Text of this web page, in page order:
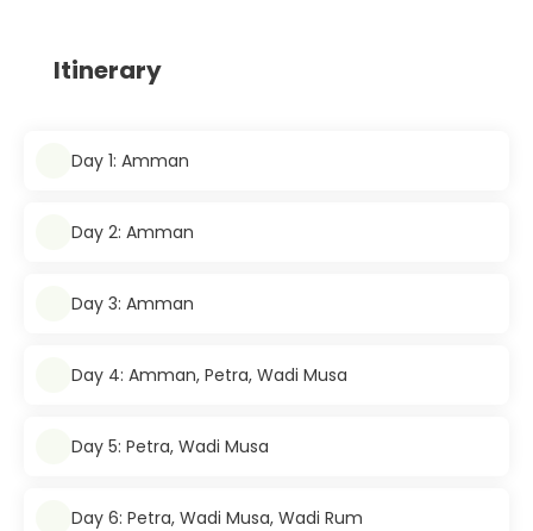
Itinerary
Day 1: Amman
Day 2: Amman
Day 3: Amman
Day 4: Amman, Petra, Wadi Musa
Day 5: Petra, Wadi Musa
Day 6: Petra, Wadi Musa, Wadi Rum